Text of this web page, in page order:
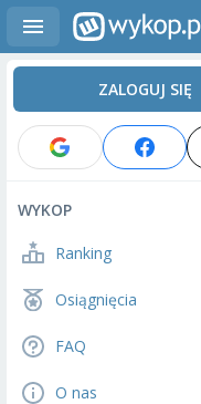
ZALOGUJ SIĘ
WYKOP
Ranking
Osiągnięcia
FAQ
O nas